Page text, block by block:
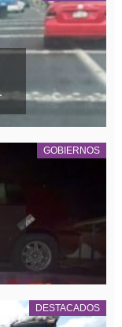
GOBIERNOS
DESTACADOS